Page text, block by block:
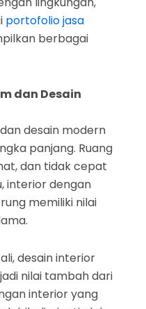
portofolio jasa
berbagai
dan Desain
desain modern
panjang. Ruang
dan tidak cepat
interior dengan
memiliki nilai
desain interior
nilai tambah dari
interior yang